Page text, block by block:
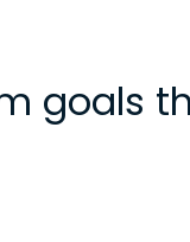
goals